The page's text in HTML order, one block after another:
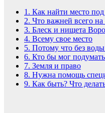
1. Как найти место
2. Что важней всего на
3. Блеск и нищета
4. Всему свое место
5. Потому что без
6. Кто бы мог
7. Земля и право
8. Нужна помощь
9. Как быть? Что